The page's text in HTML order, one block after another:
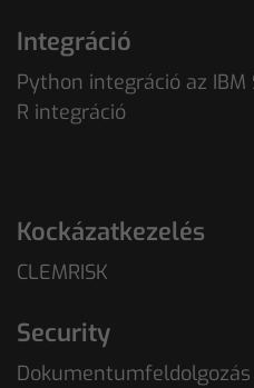
Integráció
Python integráció az IBM
R integráció
Kockázatkezelés
CLEMRISK
Security